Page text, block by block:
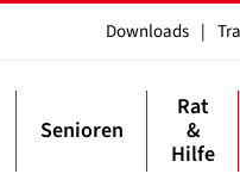
Downloads |
Senioren
Rat
&
Hilfe